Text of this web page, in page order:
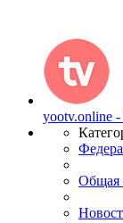
yootv.online
Общая